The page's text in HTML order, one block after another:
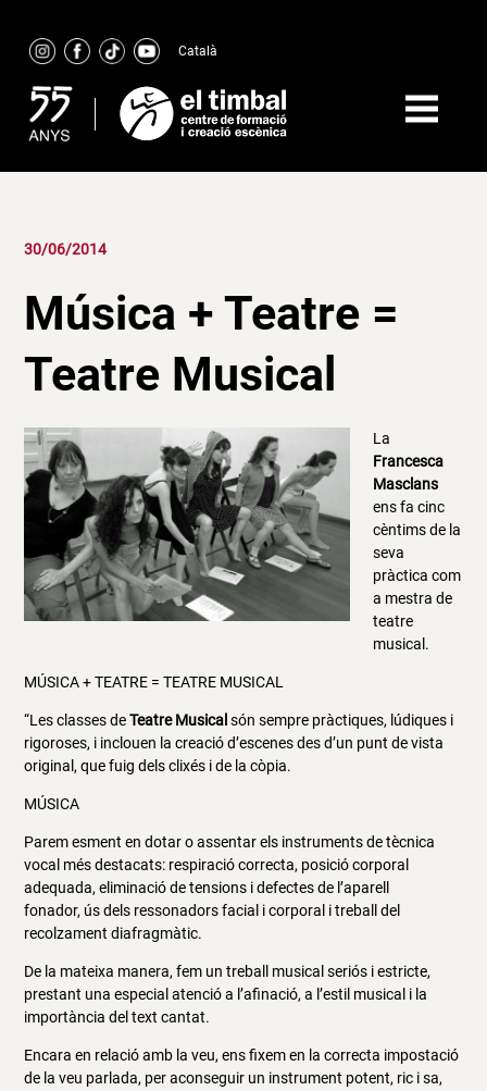
content
Català
30/06/2014
Música + Teatre =
Teatre Musical
La
Francesca
Masclans
ens fa cinc
cèntims de la
seva
pràctica com
a mestra de
teatre
musical.
MÚSICA + TEATRE = TEATRE MUSICAL
“Les classes deTeatre Musical són sempre pràctiques, lúdiques i
rigoroses, i inclouen la creació d’escenes des d’un punt de vista
original, que fuig dels clixés i de la còpia.
MÚSICA
Parem esment en dotar o assentar els instruments de tècnica
vocal més destacats: respiració correcta, posició corporal
adequada, eliminació de tensions i defectes de l’aparell
fonador, ús dels ressonadors facial i corporal i treball del
recolzament diafragmàtic.
De la mateixa manera, fem un treball musical seriós i estricte,
prestant una especial atenció a l’afinació, a l’estil musical i la
importància del text cantat.
Encara en relació amb la veu, ens fixem en la correcta impostació
de la veu parlada, per aconseguir un instrument potent, ric i sa,